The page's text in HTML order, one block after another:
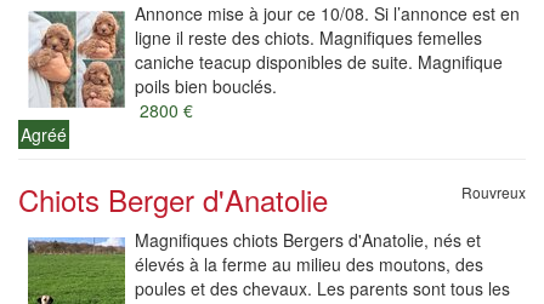
Annonce mise à jour ce 10/08. Si l’annonce est en
ligne il reste des chiots. Magnifiques femelles
caniche teacup disponibles de suite. Magnifique
poils bien bouclés.
2800 €
Agréé
Chiots Berger d'Anatolie Rouvreux
Magnifiques chiots Bergers d'Anatolie, nés et
élevés à la ferme au milieu des moutons, des
poules et des chevaux. Les parents sont tous les